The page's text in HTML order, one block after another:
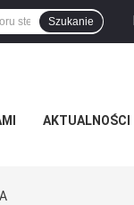
Szukanie
AKTUALNOŚCI